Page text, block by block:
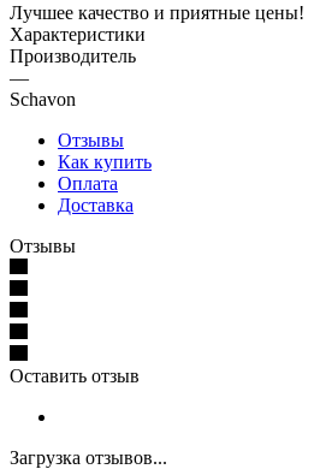
Лучшее качество и приятные цены!
Характеристики
Производитель
—
Schavon
Отзывы
Как купить
Оплата
Доставка
Отзывы
Оставить отзыв
Загрузка отзывов...